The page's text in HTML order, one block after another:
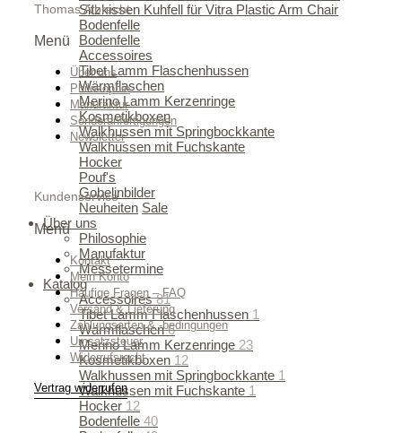
Sitzkissen Kuhfell für Vitra Plastic Arm Chair
Bodenfelle
Bodenfelle
Accessoires
Tibet Lamm Flaschenhussen
Wärmflaschen
Merino Lamm Kerzenringe
Kosmetikboxen
Walkhussen mit Springbockkante
Walkhussen mit Fuchskante
Hocker
Pouf's
Gobelinbilder
Neuheiten Sale
Über uns
Philosophie
Manufaktur
Messetermine
Katalog
Accessoires81
Tibet Lamm Flaschenhussen 1
Wärmflaschen6
Merino Lamm Kerzenringe 23
Kosmetikboxen 12
Walkhussen mit Springbockkante 1
Walkhussen mit Fuchskante 1
Hocker 12
Bodenfelle 40
Thomas Albrecht
Menü
Über uns
Philosophie
Manufaktur
Sonderanfertigungen
Newsletter
Kundenservice
Menü
Kontakt
Mein Konto
Häufige Fragen – FAQ
Versand & Lieferung
Zahlungsarten & -bedingungen
Umsatzsteuer
Widerrufsrecht
Vertrag widerrufen